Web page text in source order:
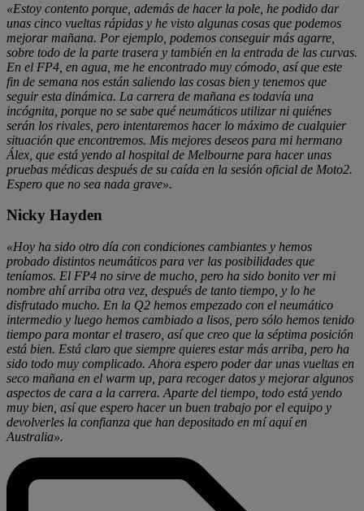
«Estoy contento porque, además de hacer la pole, he podido dar
unas cinco vueltas rápidas y he visto algunas cosas que podemos
mejorar mañana. Por ejemplo, podemos conseguir más agarre,
sobre todo de la parte trasera y también en la entrada de las curvas.
En el FP4, en agua, me he encontrado muy cómodo, así que este
fin de semana nos están saliendo las cosas bien y tenemos que
seguir esta dinámica. La carrera de mañana es todavía una
incógnita, porque no se sabe qué neumáticos utilizar ni quiénes
serán los rivales, pero intentaremos hacer lo máximo de cualquier
situación que encontremos. Mis mejores deseos para mi hermano
Álex, que está yendo al hospital de Melbourne para hacer unas
pruebas médicas después de su caída en la sesión oficial de Moto2.
Espero que no sea nada grave».
Nicky Hayden
«Hoy ha sido otro día con condiciones cambiantes y hemos
probado distintos neumáticos para ver las posibilidades que
teníamos. El FP4 no sirve de mucho, pero ha sido bonito ver mi
nombre ahí arriba otra vez, después de tanto tiempo, y lo he
disfrutado mucho. En la Q2 hemos empezado con el neumático
intermedio y luego hemos cambiado a lisos, pero sólo hemos tenido
tiempo para montar el trasero, así que creo que la séptima posición
está bien. Está claro que siempre quieres estar más arriba, pero ha
sido todo muy complicado. Ahora espero poder dar unas vueltas en
seco mañana en el warm up, para recoger datos y mejorar algunos
aspectos de cara a la carrera. Aparte del tiempo, todo está yendo
muy bien, así que espero hacer un buen trabajo por el equipo y
devolverles la confianza que han depositado en mí aquí en
Australia».